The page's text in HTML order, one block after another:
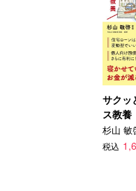
サクッ
ス教
杉山 敏
税込